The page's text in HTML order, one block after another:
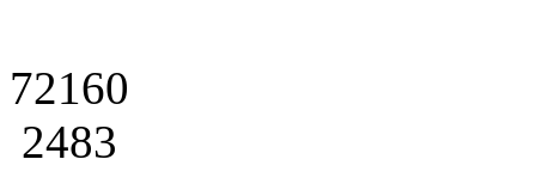
72160
2483